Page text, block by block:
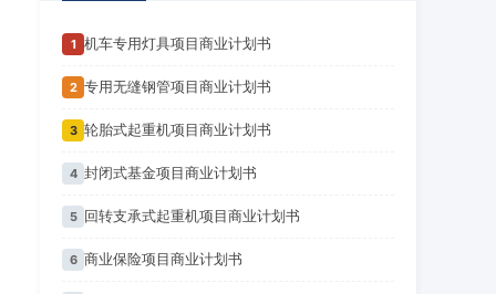
1 机车专用灯具项目商业计划书
2 专用无缝钢管项目商业计划书
3 轮胎式起重机项目商业计划书
4 封闭式基金项目商业计划书
5 回转支承式起重机项目商业计划书
6 商业保险项目商业计划书